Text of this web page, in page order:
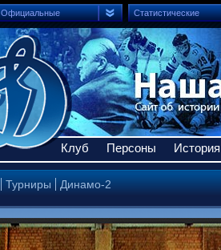
Официальные Статистические
Клуб Персоны История
Турниры Динамо-2